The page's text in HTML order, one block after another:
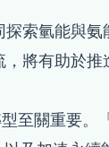
索氫能與氨
將有助於推
至關重要。